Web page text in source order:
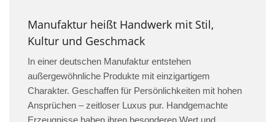
Manufaktur heißt Handwerk mit Stil,
Kultur und Geschmack
In einer deutschen Manufaktur entstehen
außergewöhnliche Produkte mit einzigartigem
Charakter. Geschaffen für Persönlichkeiten mit hohen
Ansprüchen – zeitloser Luxus pur. Handgemachte
Erzeugnisse haben ihren besonderen Wert und